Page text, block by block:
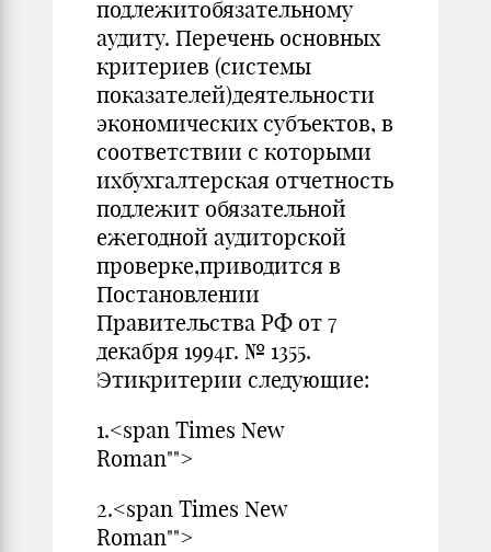
подлежитобязательному
аудиту. Перечень основных
критериев (системы
показателей)деятельности
экономических субъектов, в
соответствии с которыми
ихбухгалтерская отчетность
подлежит обязательной
ежегодной аудиторской
проверке,приводится в
Постановлении
Правительства РФ от 7
декабря 1994г. № 1355.
Этикритерии следующие:
1.<span Times New
Roman"">
2.<span Times New
Roman"">